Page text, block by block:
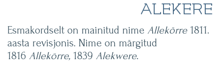
ALEKERE
Esmakordselt on mainitud nime Allekõrre1811.
aasta revisjonis. Nime on märgitud
1816 Allekörre, 1839 Alekwere.